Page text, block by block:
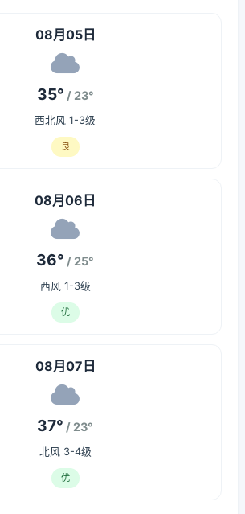
08月05日
35° / 23°
西北风 1-3级
良
08月06日
36° / 25°
西风 1-3级
优
08月07日
37° / 23°
北风 3-4级
优